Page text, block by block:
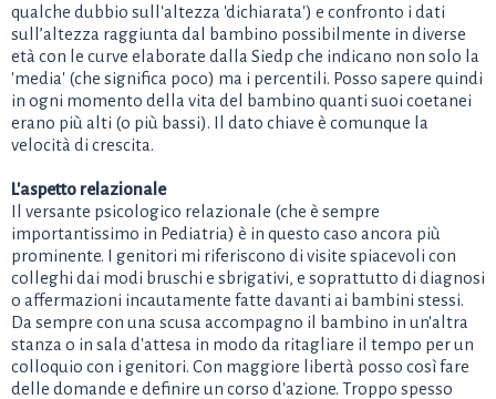
qualche dubbio sull'altezza 'dichiarata') e confronto i dati
sull’altezza raggiunta dal bambino possibilmente in diverse
età con le curve elaborate dalla Siedp che indicano non solo la
'media' (che significa poco) ma i percentili. Posso sapere quindi
in ogni momento della vita del bambino quanti suoi coetanei
erano più alti (o più bassi). Il dato chiave è comunque la
velocità di crescita.
L'aspetto relazionale
Il versante psicologico relazionale (che è sempre
importantissimo in Pediatria) è in questo caso ancora più
prominente. I genitori mi riferiscono di visite spiacevoli con
colleghi dai modi bruschi e sbrigativi, e soprattutto di diagnosi
o affermazioni incautamente fatte davanti ai bambini stessi.
Da sempre con una scusa accompagno il bambino in un'altra
stanza o in sala d'attesa in modo da ritagliare il tempo per un
colloquio con i genitori. Con maggiore libertà posso così fare
delle domande e definire un corso d'azione. Troppo spesso